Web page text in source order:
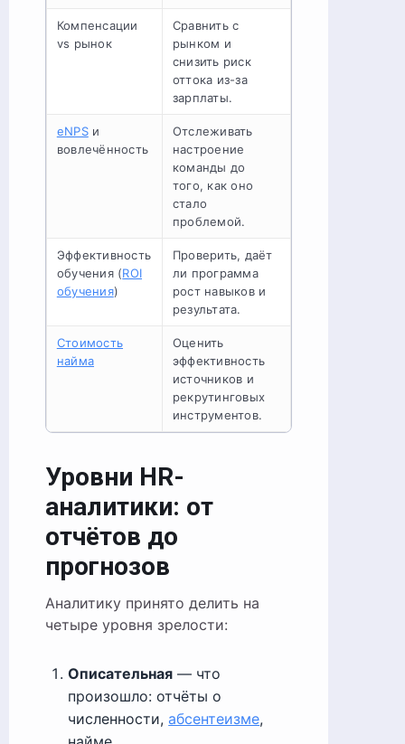
Компенсации
vs рынок
Сравнить с
рынком и
снизить риск
оттока из-за
зарплаты.
eNPSи
вовлечённость
Отслеживать
настроение
команды до
того, как оно
стало
проблемой.
Эффективность
обучения (ROI
обучения)
Проверить, даёт
ли программа
рост навыков и
результата.
Стоимость
найма
Оценить
эффективность
источников и
рекрутинговых
инструментов.
Уровни HR-
аналитики: от
отчётов до
прогнозов
Аналитику принято делить на
четыре уровня зрелости:
Описательная — что
произошло: отчёты о
численности,абсентеизме,